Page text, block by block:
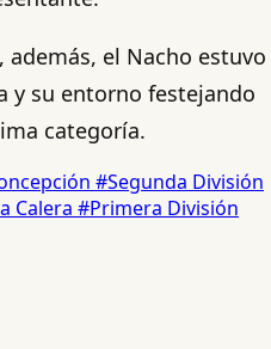
el Nacho estuvo
y su entorno festejando
categoría.
#Segunda División
Calera #Primera División